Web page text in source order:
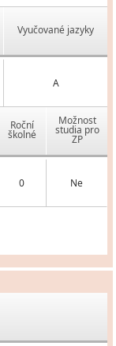
Vyučované jazyky
A
Roční
školné
Možnost
studia pro
ZP
0 Ne